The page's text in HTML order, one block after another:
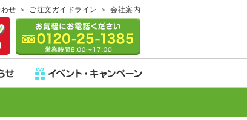
せ ご注文ガイドライン 会社案内